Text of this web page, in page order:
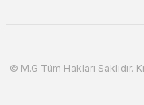
© M.G Tüm Hakları